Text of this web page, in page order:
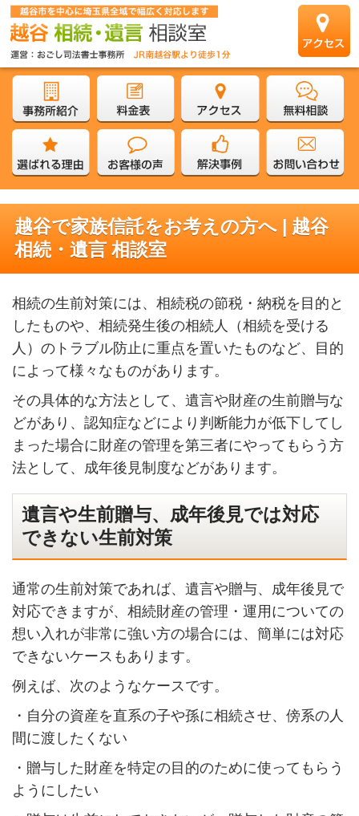
越谷で家族信託をお考えの方へ | 越谷
相続・遺言 相談室
相続の生前対策には、相続税の節税・納税を目的と
したものや、相続発生後の相続人（相続を受ける
人）のトラブル防止に重点を置いたものなど、目的
によって様々なものがあります。
その具体的な方法として、遺言や財産の生前贈与な
どがあり、認知症などにより判断能力が低下してし
まった場合に財産の管理を第三者にやってもらう方
法として、成年後見制度などがあります。
遺言や生前贈与、成年後見では対応
できない生前対策
通常の生前対策であれば、遺言や贈与、成年後見で
対応できますが、相続財産の管理・運用についての
想い入れが非常に強い方の場合には、簡単には対応
できないケースもあります。
例えば、次のようなケースです。
・自分の資産を直系の子や孫に相続させ、傍系の人
間に渡したくない
・贈与した財産を特定の目的のために使ってもらう
ようにしたい